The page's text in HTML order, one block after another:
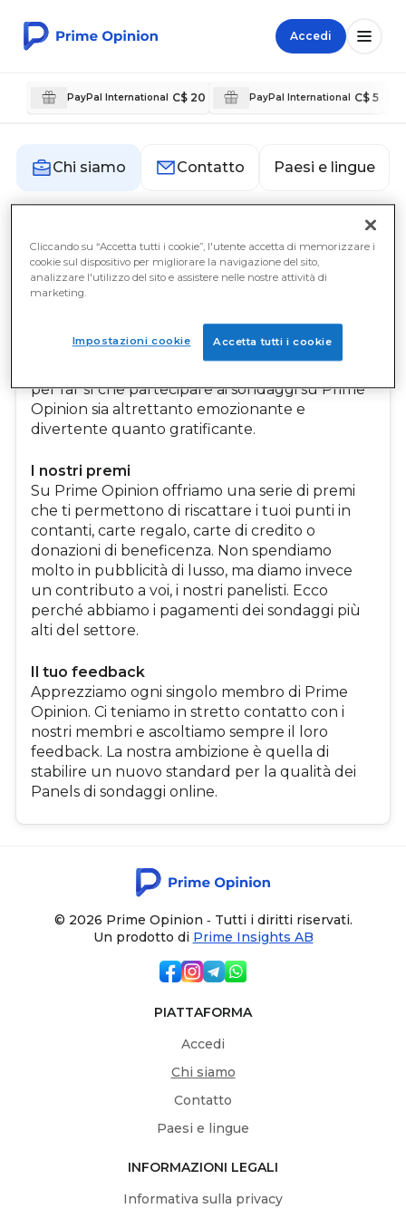
Accedi
PayPal International C$ 20 PayPal International C$ 5
Chi siamo Contatto Paesi e lingue
Chi siamo
La nostra missione
potere ai nostri membri fornendo loro la
migliore esperienza possibile di partecipazione
per far sì che partecipare ai sondaggi su Prime
Opinion sia altrettanto emozionante e
divertente quanto gratificante.
I nostri premi
Su Prime Opinion offriamo una serie di premi
che ti permettono di riscattare i tuoi punti in
contanti, carte regalo, carte di credito o
donazioni di beneficenza. Non spendiamo
molto in pubblicità di lusso, ma diamo invece
un contributo a voi, i nostri panelisti. Ecco
perché abbiamo i pagamenti dei sondaggi più
alti del settore.
Il tuo feedback
Apprezziamo ogni singolo membro di Prime
Opinion. Ci teniamo in stretto contatto con i
nostri membri e ascoltiamo sempre il loro
feedback. La nostra ambizione è quella di
stabilire un nuovo standard per la qualità dei
Panels di sondaggi online.
© 2026 Prime Opinion ‐ Tutti i diritti riservati.
Un prodotto di Prime Insights AB
PIATTAFORMA
Accedi
Chi siamo
Contatto
Paesi e lingue
INFORMAZIONI LEGALI
Informativa sulla privacy
Cliccando su “Accetta tutti i cookie”, l'utente accetta di memorizzare i
cookie sul dispositivo per migliorare la navigazione del sito,
analizzare l'utilizzo del sito e assistere nelle nostre attività di
marketing.
Accetta tutti i cookie
Impostazioni cookie